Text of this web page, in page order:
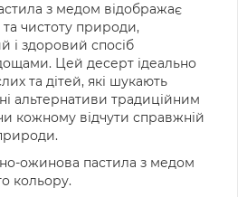
з медом відображає
чистоту природи,
і здоровий спосіб
Цей десерт ідеально
та дітей, які шукають
альтернативи традиційним
кожному відчути справжній
ожинова пастила з медом
кольору.